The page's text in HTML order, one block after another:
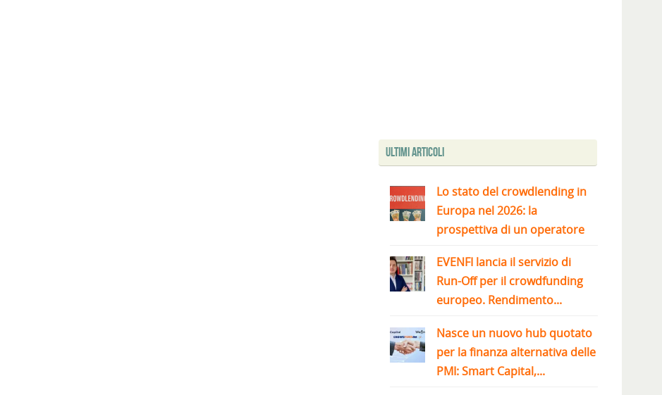
Ultimi articoli
Lo stato del crowdlending in
Europa nel 2026: la
prospettiva di un operatore
EVENFI lancia il servizio di
Run-Off per il crowdfunding
europeo. Rendimento...
Nasce un nuovo hub quotato
per la finanza alternativa delle
PMI: Smart Capital,...